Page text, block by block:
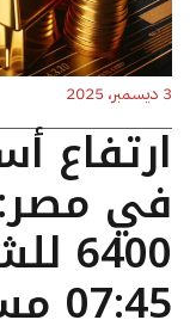
3 ديسمبر، 2025
ارتفاع
07:45 مساءًا